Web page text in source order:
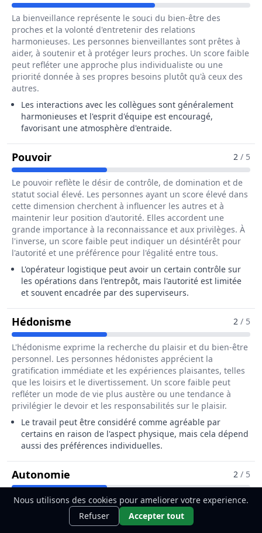
La bienveillance représente le souci du bien-être des
proches et la volonté d'entretenir des relations
harmonieuses. Les personnes bienveillantes sont prêtes à
aider, à soutenir et à protéger leurs proches. Un score faible
peut refléter une approche plus individualiste ou une
priorité donnée à ses propres besoins plutôt qu'à ceux des
autres.
Les interactions avec les collègues sont généralement
harmonieuses et l'esprit d'équipe est encouragé,
favorisant une atmosphère d'entraide.
PouvoirPour Le Métier De Opérateur / 2 / 5
Le pouvoir reflète le désir de contrôle, de domination et de
statut social élevé. Les personnes ayant un score élevé dans
cette dimension cherchent à influencer les autres et à
maintenir leur position d'autorité. Elles accordent une
grande importance à la reconnaissance et aux privilèges. À
l'inverse, un score faible peut indiquer un désintérêt pour
l'autorité et une préférence pour l'égalité entre tous.
L'opérateur logistique peut avoir un certain contrôle sur
les opérations dans l'entrepôt, mais l'autorité est limitée
et souvent encadrée par des superviseurs.
Hédonisme Pour Le Métier De Opérateur /2 / 5
L'hédonisme exprime la recherche du plaisir et du bien-être
personnel. Les personnes hédonistes apprécient la
gratification immédiate et les expériences plaisantes, telles
que les loisirs et le divertissement. Un score faible peut
refléter un mode de vie plus austère ou une tendance à
privilégier le devoir et les responsabilités sur le plaisir.
Le travail peut être considéré comme agréable par
certains en raison de l'aspect physique, mais cela dépend
aussi des préférences individuelles.
Autonomie Pour Le Métier De Opérateur /2 / 5
L'autonomie met en avant l'importance de la liberté de
pensée et d'action. Les personnes autonomes privilégient la
créativité, l'indépendance et la prise de décision
Ce métier t'intéresse ?Découvre
comment le devenir.
Nous utilisons des cookies pour ameliorer votre experience.
Refuser
Accepter tout